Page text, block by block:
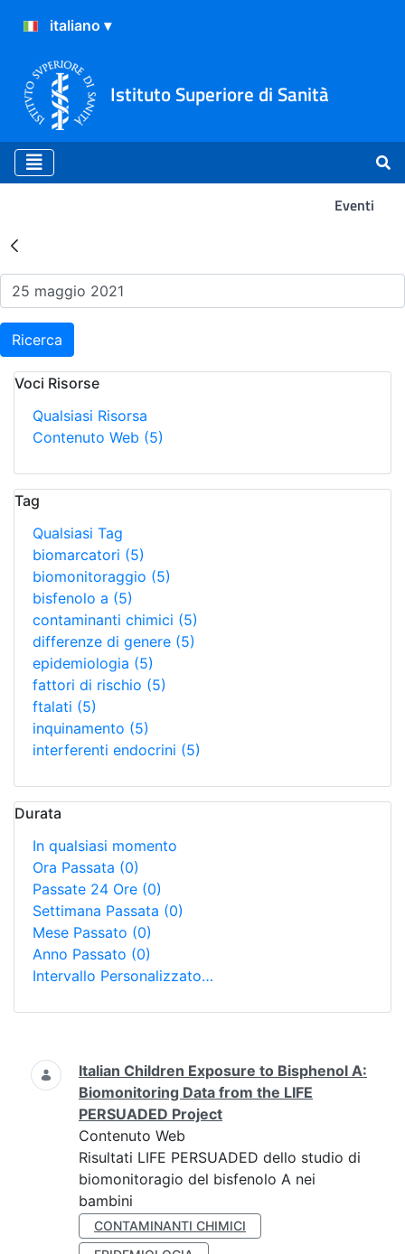
Istituto Superiore di Sanità
Eventi
Risultati della Ricerca -
Ricerca
Voci Risorse
Qualsiasi Risorsa
Contenuto Web (5)
Tag
Qualsiasi Tag
biomarcatori (5)
biomonitoraggio (5)
bisfenolo a (5)
contaminanti chimici (5)
differenze di genere (5)
epidemiologia (5)
fattori di rischio (5)
ftalati (5)
inquinamento (5)
interferenti endocrini (5)
Durata
In qualsiasi momento
Ora Passata (0)
Passate 24 Ore (0)
Settimana Passata (0)
Mese Passato (0)
Anno Passato (0)
Intervallo Personalizzato…
Ricerca
Italian Children Exposure to Bisphenol A:
Biomonitoring Data from the LIFE
PERSUADED Project
Contenuto Web
Risultati LIFE PERSUADED dello studio di
biomonitoragio del bisfenolo A nei
bambini
CONTAMINANTI CHIMICI